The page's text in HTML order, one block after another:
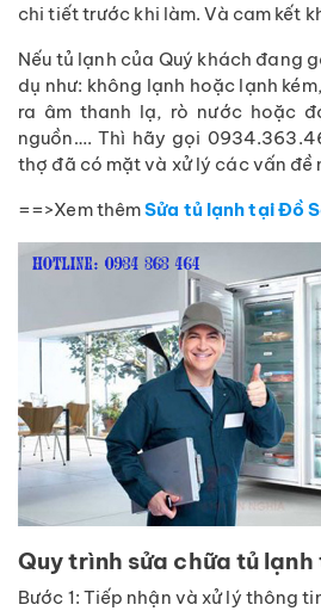
chi tiết trước khi làm. Và cam kết
Nếu tủ lạnh của Quý khách đang
dụ như: không lạnh hoặc lạnh
ra âm thanh lạ, rò nước hoặc
nguồn…. Thì hãy gọi
thợ đã có mặt và xử lý các vấn đề
==>Xem thêmSửa tủ lạnh tại Đồ
Quy trình sửa chữa tủ
Bước 1: Tiếp nhận và xử lý thông